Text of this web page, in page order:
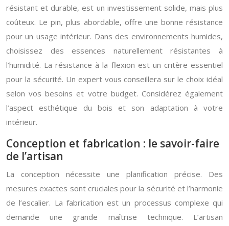
résistant et durable, est un investissement solide, mais plus
coûteux. Le pin, plus abordable, offre une bonne résistance
pour un usage intérieur. Dans des environnements humides,
choisissez des essences naturellement résistantes à
l’humidité. La résistance à la flexion est un critère essentiel
pour la sécurité. Un expert vous conseillera sur le choix idéal
selon vos besoins et votre budget. Considérez également
l’aspect esthétique du bois et son adaptation à votre
intérieur.
Conception et fabrication : le savoir-faire
de l’artisan
La conception nécessite une planification précise. Des
mesures exactes sont cruciales pour la sécurité et l’harmonie
de l’escalier. La fabrication est un processus complexe qui
demande une grande maîtrise technique. L’artisan